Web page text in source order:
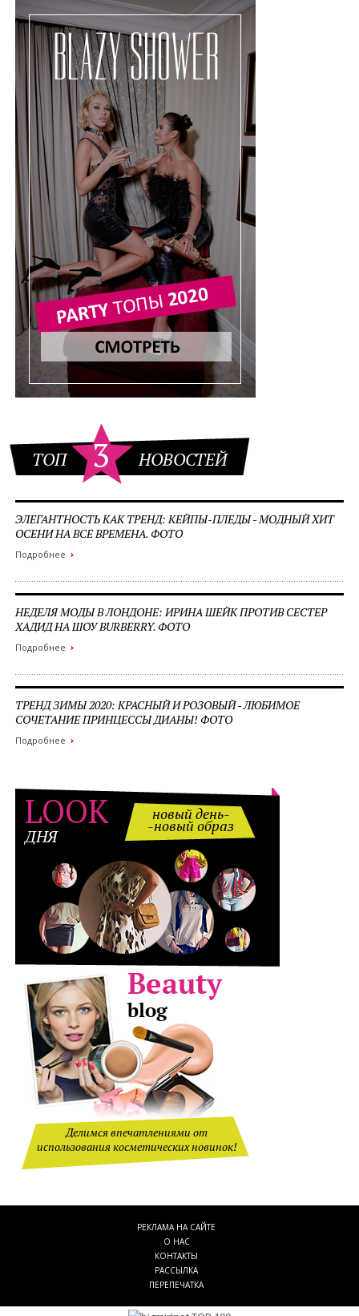
ТОП 3 НОВОСТЕЙ
ЭЛЕГАНТНОСТЬ КАК ТРЕНД: КЕЙПЫ-ПЛЕДЫ - МОДНЫЙ ХИТ
ОСЕНИ НА ВСЕ ВРЕМЕНА. ФОТО
Подробнее
НЕДЕЛЯ МОДЫ В ЛОНДОНЕ: ИРИНА ШЕЙК ПРОТИВ СЕСТЕР
ХАДИД НА ШОУ BURBERRY. ФОТО
Подробнее
ТРЕНД ЗИМЫ 2020: КРАСНЫЙ И РОЗОВЫЙ - ЛЮБИМОЕ
СОЧЕТАНИЕ ПРИНЦЕССЫ ДИАНЫ! ФОТО
Подробнее
LOOK
ДНЯ
новый день-
-новый образ
Делимся впечатлениями от
использования косметических новинок!
РЕКЛАМА НА САЙТЕ
О НАС
КОНТАКТЫ
РАССЫЛКА
ПЕРЕПЕЧАТКА